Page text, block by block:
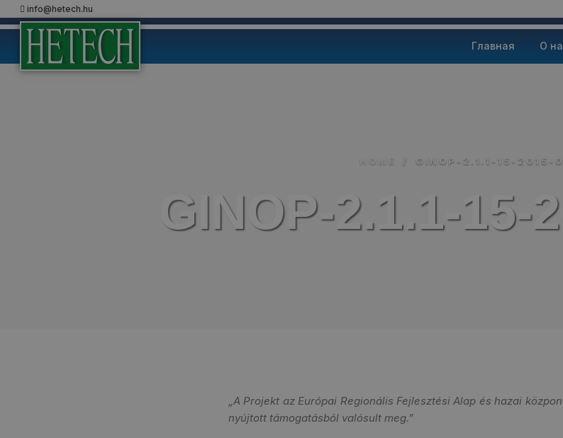
info@hetech.hu
Главная О
HOME / GINOP-2.1.1-15-2015-
GINOP-2.1.1-15-
„A Projekt az Európai Regionális Fejlesztési Alap éshazai
nyújtott támogatásból valósult meg.”